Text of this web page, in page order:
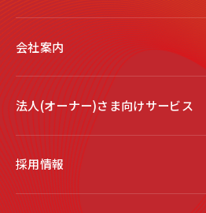
会社案内
法人(オーナー)さま向けサービス
採用情報